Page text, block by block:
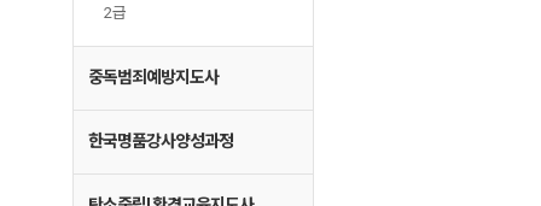
2급
중독범죄예방지도사
한국명품강사양성과정